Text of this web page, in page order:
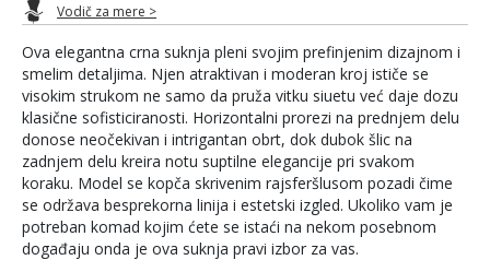
Ova elegantna crna suknja pleni svojim prefinjenim dizajnom i
smelim detaljima. Njen atraktivan i moderan kroj ističe se
visokim strukom ne samo da pruža vitku siuetu već daje dozu
klasične sofisticiranosti. Horizontalni prorezi na prednjem delu
donose neočekivan i intrigantan obrt, dok dubok šlic na
zadnjem delu kreira notu suptilne elegancije pri svakom
koraku. Model se kopča skrivenim rajsferšlusom pozadi čime
se održava besprekorna linija i estetski izgled. Ukoliko vam je
potreban komad kojim ćete se istaći na nekom posebnom
događaju onda je ova suknja pravi izbor za vas.
Vodič za mere >